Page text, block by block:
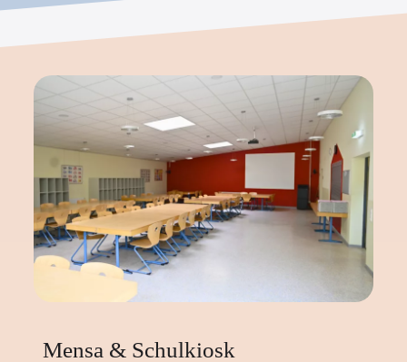
Mensa & Schulkiosk